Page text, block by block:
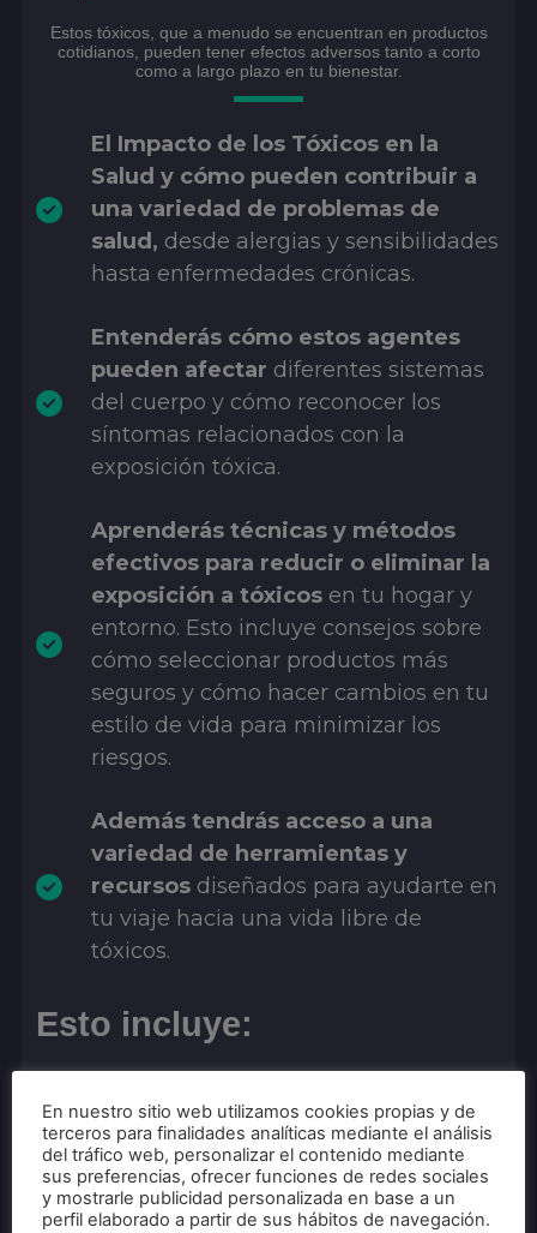
Estos tóxicos, que a menudo se encuentran en productos
cotidianos, pueden tener efectos adversos tanto a corto
como a largo plazo en tu bienestar.
El Impacto de los Tóxicos en la
Salud y cómo pueden contribuir a
una variedad de problemas de
salud, desde alergias y sensibilidades
hasta enfermedades crónicas.
Entenderás cómo estos agentes
pueden afectar diferentes sistemas
del cuerpo y cómo reconocer los
síntomas relacionados con la
exposición tóxica.
Aprenderás técnicas y métodos
efectivos para reducir o eliminar la
exposición a tóxicosen tu hogar y
entorno. Esto incluye consejos sobre
cómo seleccionar productos más
seguros y cómo hacer cambios en tu
estilo de vida para minimizar los
riesgos.
Además tendrás acceso a una
variedad de herramientas y
recursosdiseñados para ayudarte en
tu viaje hacia una vida libre de
tóxicos.
Esto incluye:
vayas poniendo en práctica todo lo
que aprendes durante el curso.
Una lista detallada de de lecturas,
En nuestro sitio web utilizamos cookies propias y de
terceros para finalidades analíticas mediante el análisis
del tráfico web, personalizar el contenido mediante
sus preferencias, ofrecer funciones de redes sociales
y mostrarle publicidad personalizada en base a un
perfil elaborado a partir de sus hábitos de navegación.